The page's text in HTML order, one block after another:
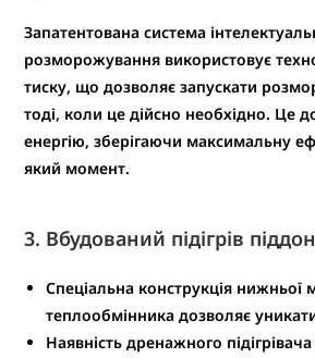
Запатентована система
розморожування використовує
тиску, що дозволяє запускати
тоді, коли це дійсно необхідно. Це
енергію, зберігаючи максимальну
який момент.
3. Вбудований підігрів
Спеціальна конструкція нижньої
теплообмінника дозволяє
Наявністьдренажного підігрівача